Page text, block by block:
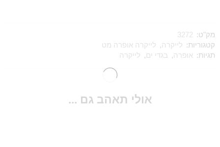
מק"ט: 3272
קטגוריות: לייקרה, לייקרה אופרה מט
תגיות: אופרה, בגדי ים, לייקרה
אולי תאהב גם ...